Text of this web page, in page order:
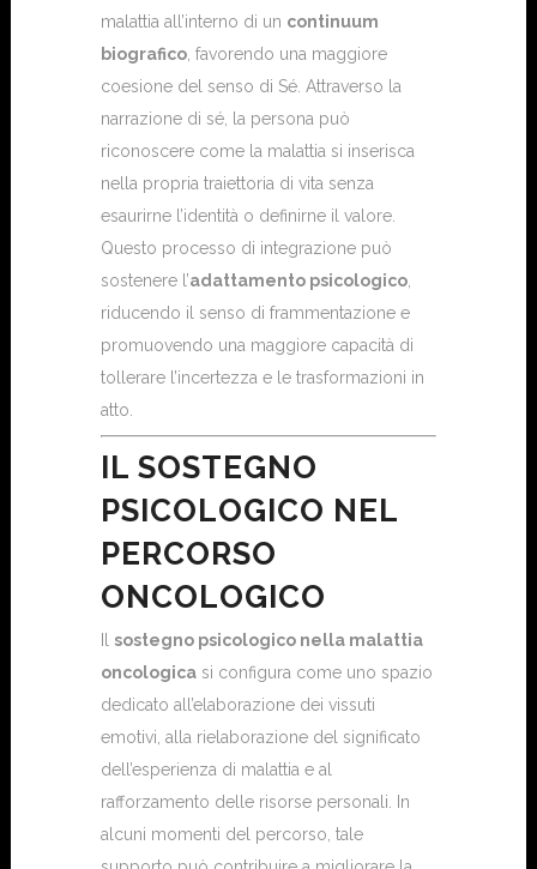
malattia all’interno di un continuum
biografico , favorendo una maggiore
coesione del senso di Sé. Attraverso la
narrazione di sé, la persona può
riconoscere come la malattia si inserisca
nella propria traiettoria di vita senza
esaurirne l’identità o definirne il valore.
Questo processo di integrazione può
sostenere l’adattamento psicologico
riducendo il senso di frammentazione e
promuovendo una maggiore capacità di
tollerare l’incertezza e le trasformazioni in
atto.
IL SOSTEGNO
PSICOLOGICO NEL
PERCORSO
ONCOLOGICO
sostegno psicologico nella malattia
oncologica si configura come uno spazio
dedicato all’elaborazione dei vissuti
emotivi, alla rielaborazione del significato
dell’esperienza di malattia e al
rafforzamento delle risorse personali. In
alcuni momenti del percorso, tale